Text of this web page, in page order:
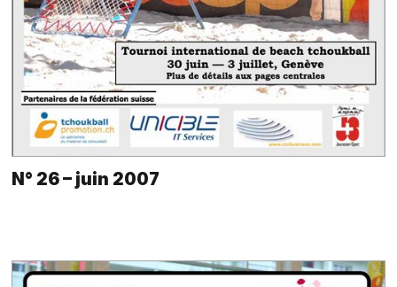
N° 26 – juin 2007